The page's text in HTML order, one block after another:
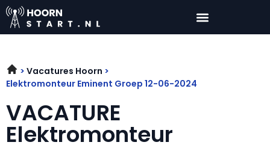
Vacatures Hoorn
Elektromonteur Eminent Groep 12-06-2024
VACATURE
Elektromonteur